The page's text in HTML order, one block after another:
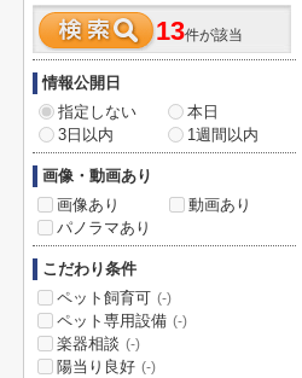
13件が該当
情報公開日
指定しない
本日
3日以内
1週間以内
画像・動画あり
画像あり
動画あり
パノラマあり
こだわり条件
ペット飼育可 (-)
ペット専用設備 (-)
楽器相談 (-)
陽当り良好 (-)